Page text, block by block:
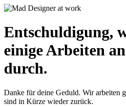
Entschuldigung,
einige Arbeiten
durch.
Danke für deine Geduld. Wir arbeiten
sind in Kürze wieder zurück.